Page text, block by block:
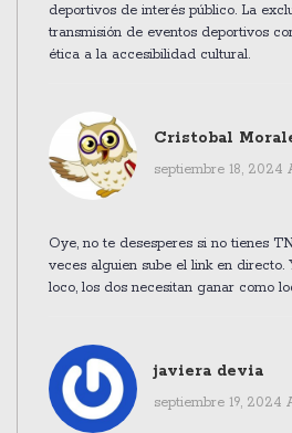
deportivos de interés público. La
transmisión de eventos deportivos
ética a la accesibilidad cultural.
Cristobal
septiembre 18, 2024
Oye, no te desesperes si no tienes
veces alguien sube el link en directo.
loco, los dos necesitan ganar como
javiera devia
septiembre 19, 2024